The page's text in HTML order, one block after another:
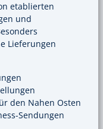
etablierten
und
Lieferungen
den Nahen Osten
Sendungen